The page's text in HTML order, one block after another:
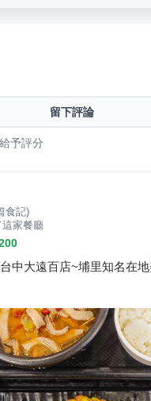
留下評論
給予評分
食記)
這家餐廳
中大遠百店~埔里知名在